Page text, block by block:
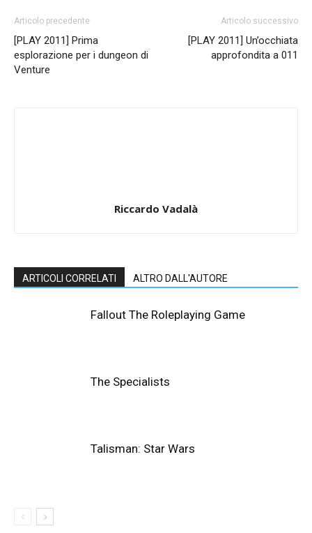
Articolo precedente
[PLAY 2011] Prima
esplorazione per i dungeon di
Venture
Articolo successivo
[PLAY 2011] Un’occhiata
approfondita a 011
Riccardo Vadalà
ARTICOLI CORRELATI ALTRO DALL'AUTORE
Fallout The Roleplaying Game
The Specialists
Talisman: Star Wars